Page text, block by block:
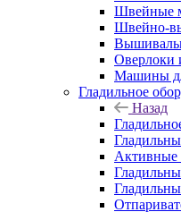
Швейные
Швейно-
Оверлоки
Машины
Гладильное
Назад
Активные